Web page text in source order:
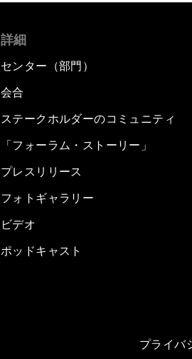
詳細
センター（部門）
会合
ステークホルダーのコミュニティ
「フォーラム・ストーリー」
プレスリリース
フォトギャラリー
ビデオ
ポッドキャスト
プライバ